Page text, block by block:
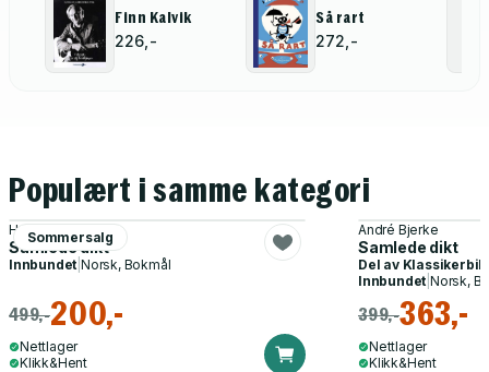
Finn Kalvik
226,-
Så rart
272,-
Populært i samme kategori
Sommersalg
Hans Børli
Samlede dikt
Innbundet |Norsk, Bokmål
499,-200,-
Nettlager
Klikk&Hent
André Bjerke
Samlede dikt
Del av
Innbundet Norsk,
399,-363,-
Nettlager
Klikk&Hent